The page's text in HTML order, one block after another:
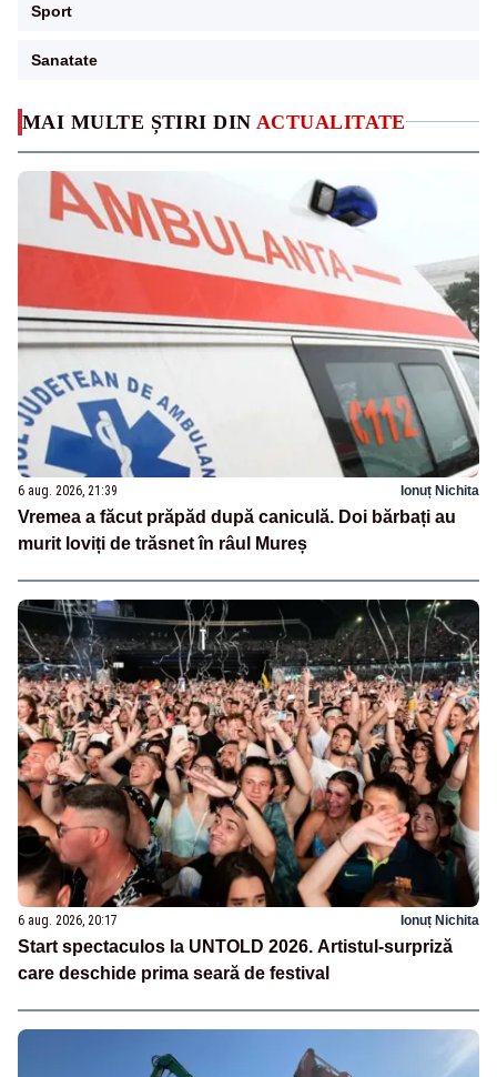
MAI MULTE ȘTIRI DIN ACTUALITATE
6 aug. 2026, 21:39 Ionuț Nichita
Vremea a făcut prăpăd după caniculă. Doi bărbați au
murit loviți de trăsnet în râul Mureș
6 aug. 2026, 20:17 Ionuț Nichita
Start spectaculos la UNTOLD 2026. Artistul-surpriză
care deschide prima seară de festival
Sport
Sanatate